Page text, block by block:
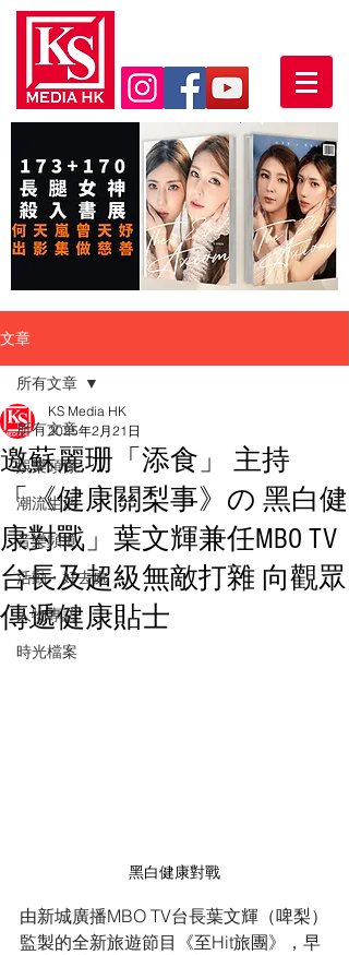
文章
所有文章
娛樂頭條
潮流生活
音樂頻道
活動・好去處
人物專訪
時光檔案
所有文章
邀蘇麗珊「添食」 主持
「《健康關梨事》の 黑白健
康對戰」葉文輝兼任MBO TV
台長及超級無敵打雜 向觀眾
傳遞健康貼士
KS Media HK
2025年2月21日
黑白健康對戰
由新城廣播MBO TV台長葉文輝（啤梨）
監製的全新旅遊節目《至Hit旅團》，早